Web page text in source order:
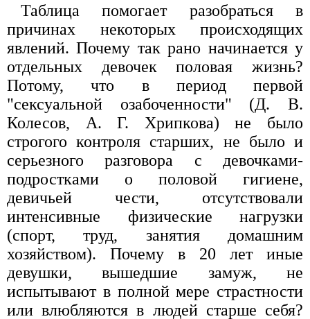
Таблица помогает разобраться в
причинах некоторых происходящих
явлений. Почему так рано начинается у
отдельных девочек половая жизнь?
Потому, что в период первой
"сексуальной озабоченности" (Д. В.
Колесов, А. Г. Хрипкова) не было
строгого контроля старших, не было и
серьезного разговора с девочками-
подростками о половой гигиене,
девичьей чести, отсутствовали
интенсивные физические нагрузки
(спорт, труд, занятия домашним
хозяйством). Почему в 20 лет иные
девушки, вышедшие замуж, не
испытывают в полной мере страстности
или влюбляются в людей старше себя?